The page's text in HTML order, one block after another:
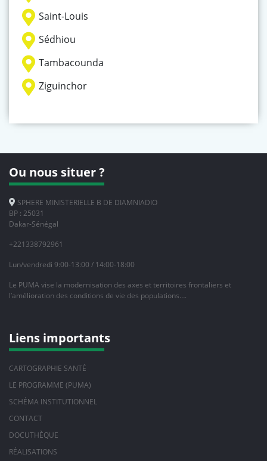
Saint-Louis
Sédhiou
Tambacounda
Ziguinchor
Ou nous situer ?
SPHERE MINISTERIELLE B DE DIAMNIADIO
BP : 25031
Dakar-Sénégal
+221338792961
Lun/vendredi 9:00-13:00 / 14:00-18:00
Le PUMA vise la modernisation des axes et territoires frontaliers et
l’amélioration des conditions de vie des populations….
Liens importants
CARTOGRAPHIE SANTÉ
LE PROGRAMME (PUMA)
SCHÉMA INSTITUTIONNEL
CONTACT
DOCUTHÈQUE
RÉALISATIONS